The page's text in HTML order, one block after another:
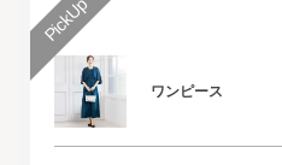
ワンピース